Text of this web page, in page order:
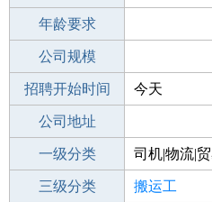
工作经验
年龄要求
工作地点
公司规模
公司电话
招聘开始时间 今天
招聘结束时间
公司地址
一级分类 司机|物流|
二级分类 物流/仓储
三级分类 搬运工